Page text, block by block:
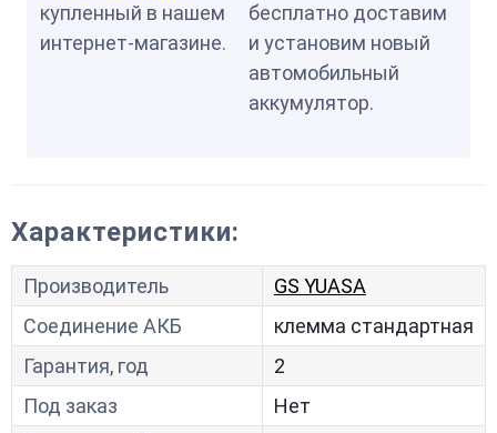
купленный в нашем
интернет-магазине.
бесплатно доставим
и установим новый
автомобильный
аккумулятор.
Характеристики:
Производитель
GS YUASA
Соединение АКБ
клемма стандартная
Гарантия, год
2
Под заказ
Нет